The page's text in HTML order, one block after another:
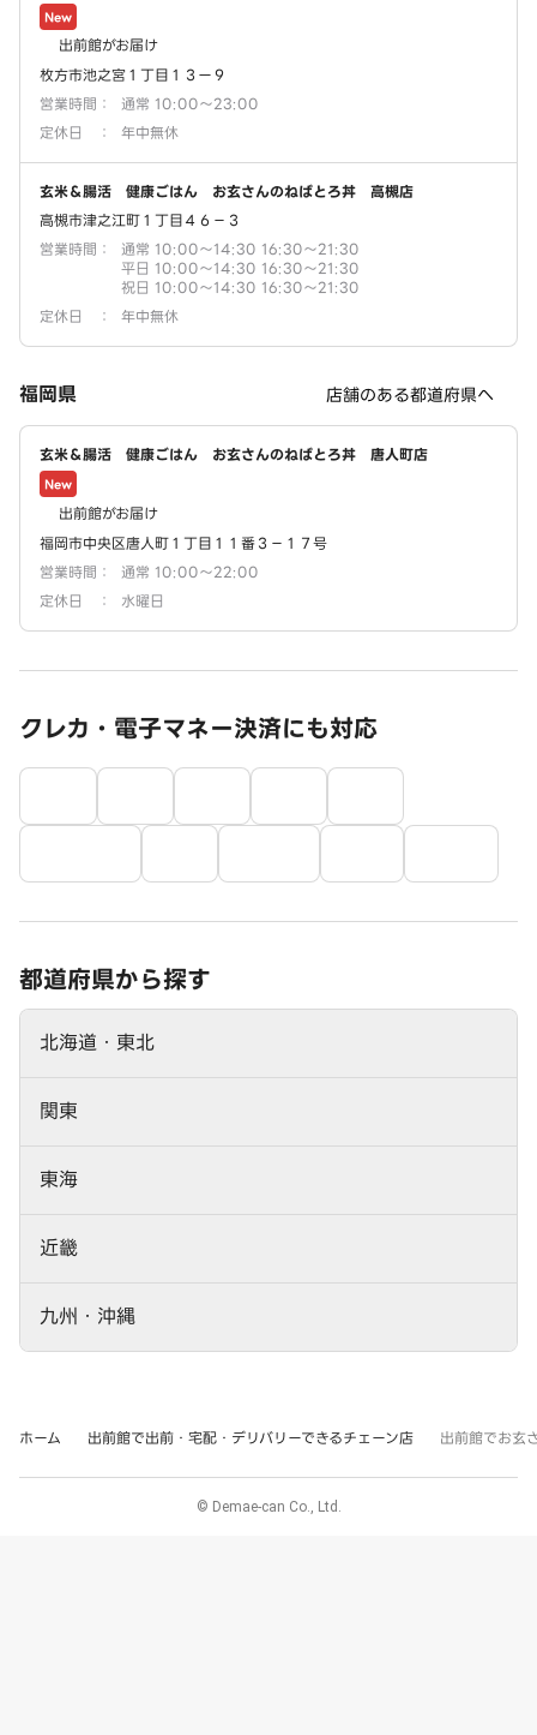
New
出前館がお届け
枚方市池之宮１丁目１３ー９
営業時間 ：
通常 10:00～23:00
定休日
： 年中無休
玄米＆腸活 健康ごはん お玄さんのねばとろ丼 高槻店
高槻市津之江町１丁目４６－３
営業時間 ：
通常 10:00～14:30 16:30～21:30
平日 10:00～14:30 16:30～21:30
祝日 10:00～14:30 16:30～21:30
定休日
： 年中無休
福岡県 店舗のある都道府県へ
玄米＆腸活 健康ごはん お玄さんのねばとろ丼 唐人町店
New
出前館がお届け
福岡市中央区唐人町１丁目１１番３－１７号
営業時間 ：
通常 10:00～22:00
定休日
： 水曜日
クレカ・電子マネー決済にも対応
都道府県から探す
北海道・東北
関東
東海
近畿
九州・沖縄
ホーム 出前館で出前・宅配・デリバリーできるチェーン店 出前館でお玄
© Demae-can Co., Ltd.